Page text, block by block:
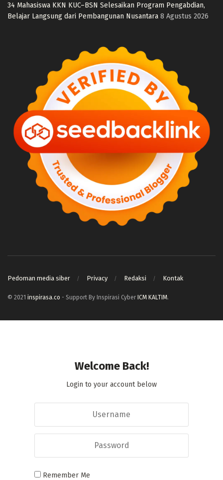
34 Mahasiswa KKN KUC–BSN Selesaikan Program Pengabdian,
Belajar Langsung dari Pembangunan Nusantara 8 Agustus 2026
Pedoman media siber Privacy Redaksi Kontak
© 2021 inspirasa.co - Support By Inspirasi Cyber ICM KALTIM.
Welcome Back!
Login to your account below
Remember Me